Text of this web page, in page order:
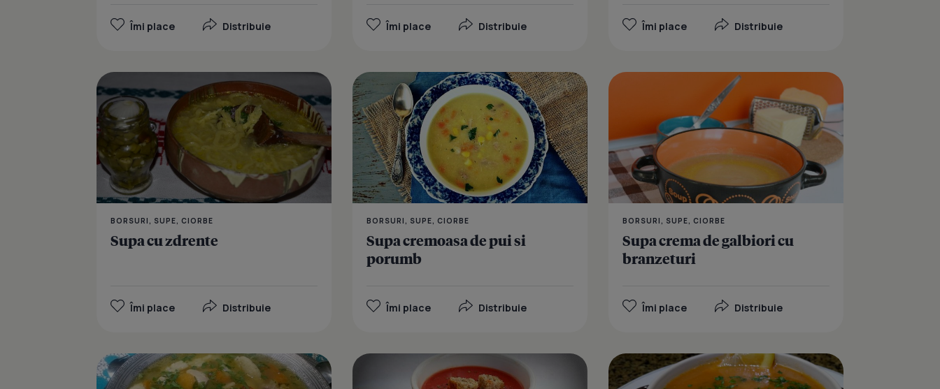
Îmi place Distribuie Îmi place Distribuie Îmi place Distribuie
BORSURI, SUPE, CIORBE
Supa cu zdrente
Îmi place Distribuie
Supa cu zdrente
BORSURI, SUPE, CIORBE
Supa cremoasa de pui si
porumb
Îmi place Distribuie
Supa cremoasa de
BORSURI, SUPE, CIORBE
Supa crema de galbiori cu
branzeturi
Îmi place Distribuie
Supa de galuste cu piept de pasare Supa-crema de rosii